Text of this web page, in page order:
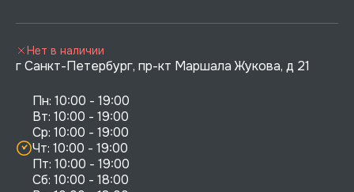
г Санкт-Петербург, пр-кт Маршала Жукова, д 21
Пн: 10:00 - 19:00
Вт: 10:00 - 19:00
Ср: 10:00 - 19:00
Чт: 10:00 - 19:00
Пт: 10:00 - 19:00
Сб: 10:00 - 18:00
Нет в наличии